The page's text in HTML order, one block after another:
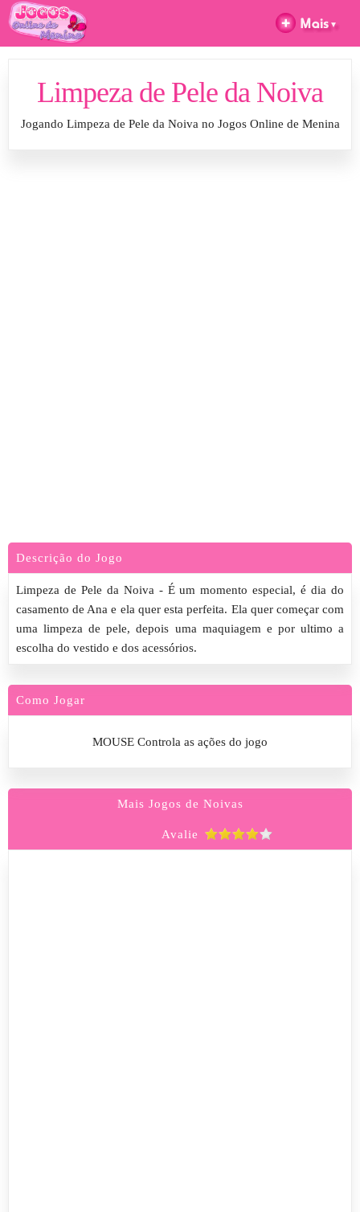
Limpeza de Pele da Noiva
Jogando Limpeza de Pele da Noiva no Jogos Online de Menina
Descrição do Jogo
Limpeza de Pele da Noiva - É um momento especial, é dia do
casamento de Ana e ela quer esta perfeita. Ela quer começar com
uma limpeza de pele, depois uma maquiagem e por ultimo a
escolha do vestido e dos acessórios.
Como Jogar
MOUSE Controla as ações do jogo
Mais Jogos de Noivas
Avalie